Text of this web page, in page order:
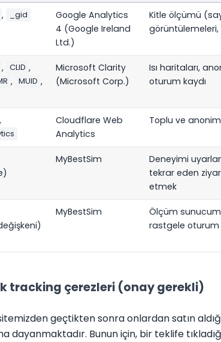
, _gid
Google Analytics
4 (Google Ireland
Ltd.)
Kitle ölçümü
görüntülemeleri,
, CLID ,
, MUID ,
Microsoft Clarity
(Microsoft Corp.)
Isı haritaları,
oturum kaydı
,
Cloudflare Web
Analytics
Toplu ve
MyBestSim
Deneyimi
tekrar eden
etmek
MyBestSim
Ölçüm
rastgele oturum
tracking çerezleri (onay gerekli)
geçtikten sonra onlardan satın
dayanmaktadır. Bunun için, bir teklife